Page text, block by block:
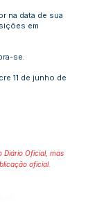
na data de sua
em
se.
11 de junho de
Diário Oficial, mas
oficial.